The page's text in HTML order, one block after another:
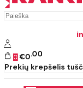
0 €0 00
Prekių krepšelis